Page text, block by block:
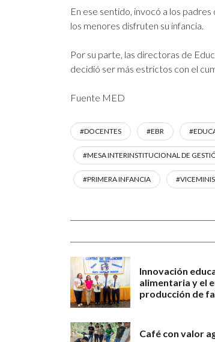
En ese sentido, invocó a los
los menores disfruten su infancia.
Por su parte, las directoras de
decidió ser más estrictos con el
Fuente MED
#DOCENTES #EBR
#MESA INTERINSTITUCIONAL DE
#PRIMERA INFANCIA
Innovación
alimentaria y el
producción de
Café con valor